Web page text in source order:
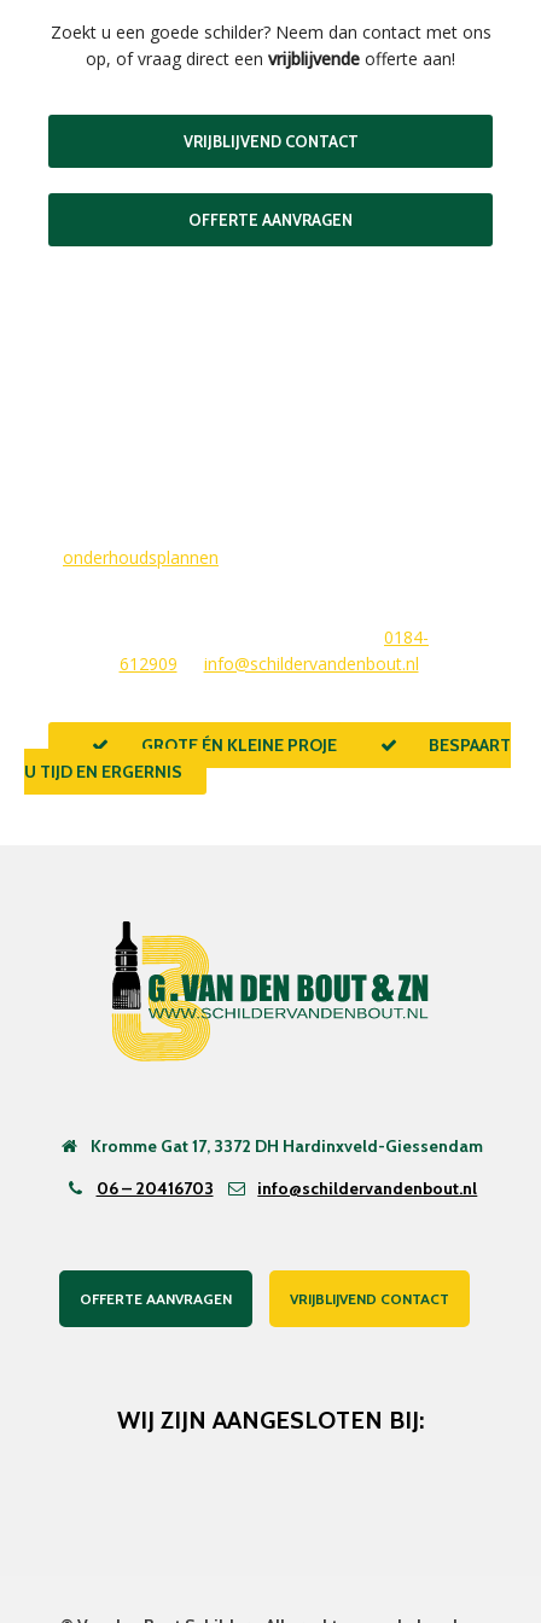
Zoekt u een goede schilder? Neem dan contact met ons
op, of vraag direct een vrijblijvende offerte aan!
VRIJBLIJVEND CONTACT
OFFERTE AANVRAGEN
onderhoudsplannen
0184-
612909
info@schildervandenbout.nl
GROTE ÉN KLEINE PROJECTEN
BESPAART
U TIJD EN ERGERNIS
Kromme Gat 17, 3372 DH Hardinxveld-Giessendam
06 – 20416703
info@schildervandenbout.nl
OFFERTE AANVRAGEN VRIJBLIJVEND CONTACT
WIJ ZIJN AANGESLOTEN BIJ: